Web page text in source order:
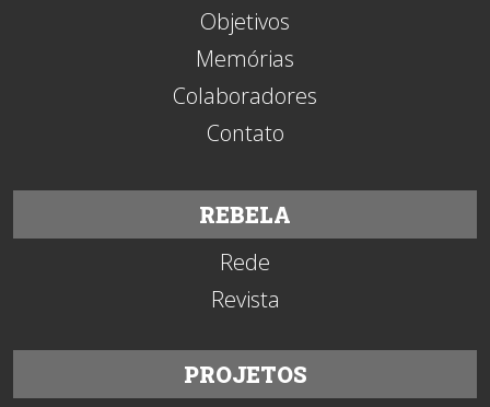
Objetivos
Memórias
Colaboradores
Contato
REBELA
Rede
Revista
PROJETOS